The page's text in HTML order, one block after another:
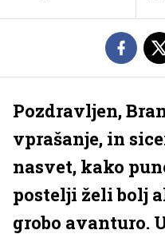
Pozdravljen,
vprašanje, in
nasvet, kako
postelji želi bolj
grobo avanturo.